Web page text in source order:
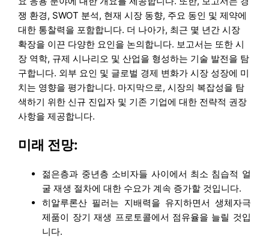
쟁 환경, SWOT 분석, 현재 시장 동향, 주요 동인 및 제약에
대한 통찰력을 포함합니다. 더 나아가, 최근 몇 년간 시장
확장을 이끈 다양한 요인을 논의합니다. 보고서는 또한 시
장 역학, 규제 시나리오 및 산업을 형성하는 기술 발전을 탐
구합니다. 외부 요인 및 글로벌 경제 변화가 시장 성장에 미
치는 영향을 평가합니다. 마지막으로, 시장의 복잡성을 탐
색하기 위한 신규 진입자 및 기존 기업에 대한 전략적 권장
사항을 제공합니다.
미래 전망:
젊은층과 중년층 소비자들 사이에서 최소 침습적 얼
굴 재생 절차에 대한 수요가 계속 증가할 것입니다.
히알루론산 필러는 지배력을 유지하면서 생체자극
제품이 장기 재생 프로토콜에서 점유율을 늘릴 것입
니다.